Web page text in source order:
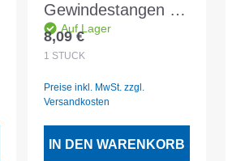
Gewindestangen vz
2mtr M8 - 1 Stück
Auf Lager
Regulärer Preis:
8,09 €
1 STÜCK
Preise inkl. MwSt. zzgl.
Versandkosten
IN DEN WARENKORB